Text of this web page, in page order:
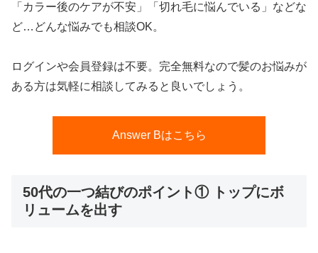
「カラー後のケアが不安」「切れ毛に悩んでいる」などな
ど…どんな悩みでも相談OK。
ログインや会員登録は不要。完全無料なので髪のお悩みが
ある方は気軽に相談してみると良いでしょう。
Answer Bはこちら
50代の一つ結びのポイント① トップにボ
リュームを出す